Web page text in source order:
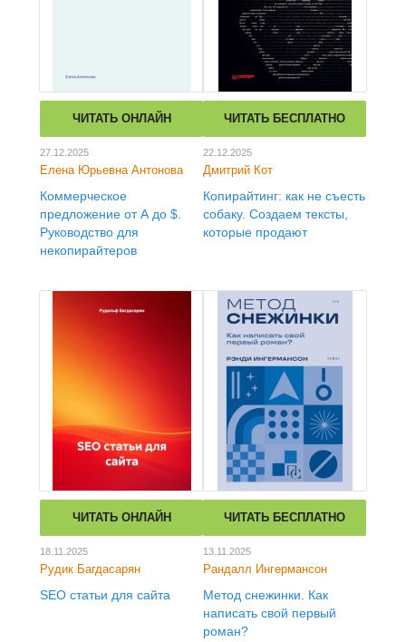
ЧИТАТЬ ОНЛАЙН
27.12.2025
Елена Юрьевна Антонова
Коммерческое
предложение от А до $.
Руководство для
некопирайтеров
ЧИТАТЬ БЕСПЛАТНО
22.12.2025
Дмитрий Кот
Копирайтинг: как не съесть
собаку. Создаем тексты,
которые продают
ЧИТАТЬ ОНЛАЙН
18.11.2025
Рудик Багдасарян
SEO статьи для сайта
ЧИТАТЬ БЕСПЛАТНО
13.11.2025
Рандалл Ингермансон
Метод снежинки. Как
написать свой первый
роман?